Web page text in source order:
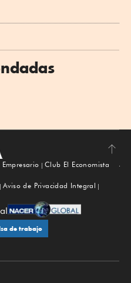
Subir
Empresario
Club El Economista
Aviso de Privacidad Integral
de trabajo